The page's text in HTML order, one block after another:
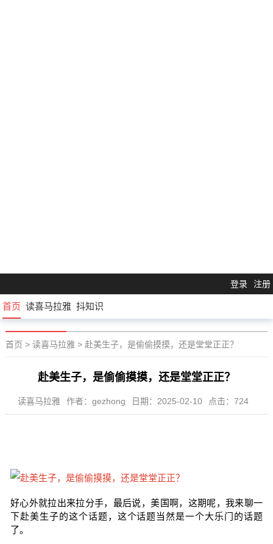
登录 注册
首页 读喜马拉雅 抖知识
首页 > 读喜马拉雅> 赴美生子，是偷偷摸摸，还是堂堂正正？
赴美生子，是偷偷摸摸，还是堂堂正正？
读喜马拉雅 作者：gezhong 日期：2025-02-10 点击：724
好心外就拉出来拉分手，最后说，美国啊，这期呢，我来聊一
下赴美生子的这个话题，这个话题当然是一个大乐门的话题
了。